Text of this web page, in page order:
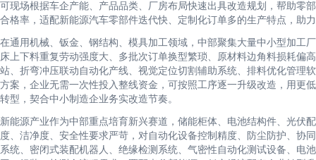
可现场根据车企产能、产品品类、厂房布局快速出具改造规划，帮助零
合格率，适配新能源汽车零部件迭代快、定制化订单多的生产特点，助
在通用机械、钣金、钢结构、模具加工领域，中部聚集大量中小型加工
床上下料重复劳动强度大、多批次订单换型繁琐、原材料边角料损耗偏
站、折弯冲压联动自动化产线、视觉定位切割辅助系统、排料优化管理
方案，企业无需一次性投入整线资金，可按照工序逐一升级改造，用更
转型，契合中小制造企业务实改造节奏。
新能源产业作为中部重点培育新兴赛道，储能柜体、电池结构件、光伏
度、洁净度、安全性要求严苛，对自动化设备控制精度、防尘防护、协
系统、密闭式装配机器人、绝缘检测系统、气密性自动化测试设备、电